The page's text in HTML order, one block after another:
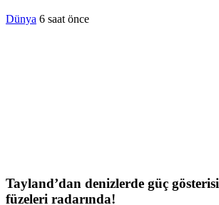
Dünya 6 saat önce
Tayland’dan denizlerde güç
füzeleri radarında!